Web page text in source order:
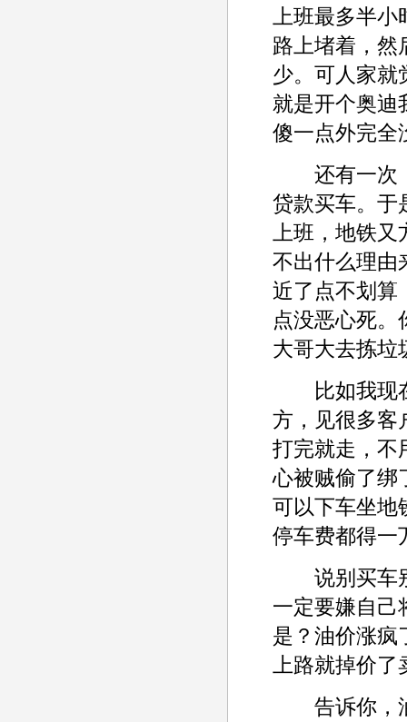
上班最多半
路上堵着，然
少。可人家就
就是开个奥迪
傻一点外完全
还有一次，
贷款买车。于
上班，地铁
不出什么理由
近了点不划算
点没恶心死。
大哥大去拣垃
比如我现在
方，见很多客
打完就走，不
心被贼偷了绑
可以下车坐地
停车费都得一
说别买车别
一定要嫌自己
是？油价涨疯
上路就掉价
告诉你，油